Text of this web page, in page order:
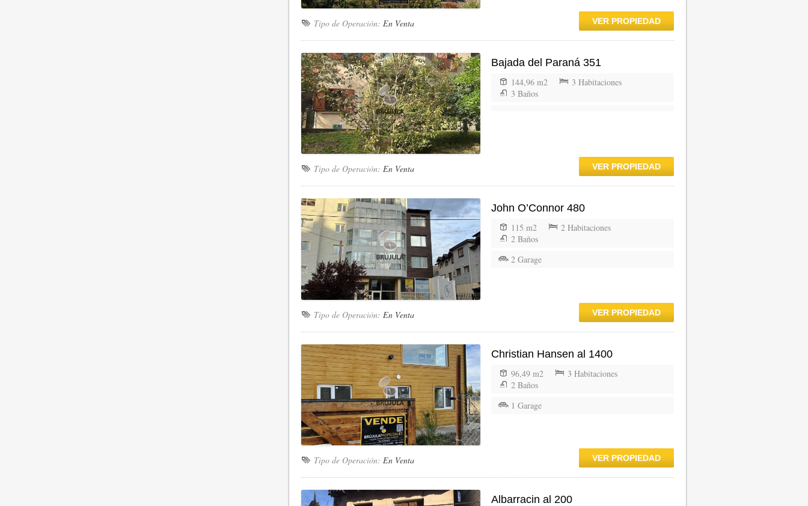
Tipo de Operación: En Venta VER PROPIEDAD
Bajada del Paraná 351
144,96 m2
3 Habitaciones
3 Baños
Tipo de Operación: En Venta VER PROPIEDAD
John O’Connor 480
115 m2
2 Habitaciones
2 Baños
2 Garage
Tipo de Operación: En Venta VER PROPIEDAD
Christian Hansen al 1400
96,49 m2
3 Habitaciones
2 Baños
1 Garage
Tipo de Operación: En Venta VER PROPIEDAD
Albarracin al 200